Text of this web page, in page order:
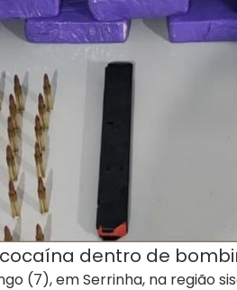
dentro de
(7), em Serrinha, na região